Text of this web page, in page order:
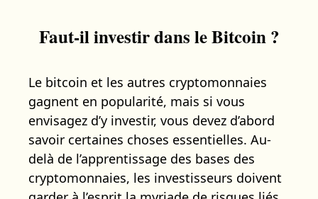
Faut-il investir dans le Bitcoin ?
Le bitcoin et les autres cryptomonnaies
gagnent en popularité, mais si vous
envisagez d’y investir, vous devez d’abord
savoir certaines choses essentielles. Au-
delà de l’apprentissage des bases des
cryptomonnaies, les investisseurs doivent